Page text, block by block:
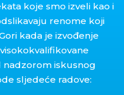
koje smo izveli kao i
renome koji
kada je izvođenje
nadzorom iskusnog
sljedeće radove: